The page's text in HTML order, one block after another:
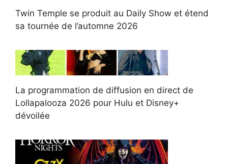
Twin Temple se produit au Daily Show et étend
sa tournée de l’automne 2026
La programmation de diffusion en direct de
Lollapalooza 2026 pour Hulu et Disney+
dévoilée